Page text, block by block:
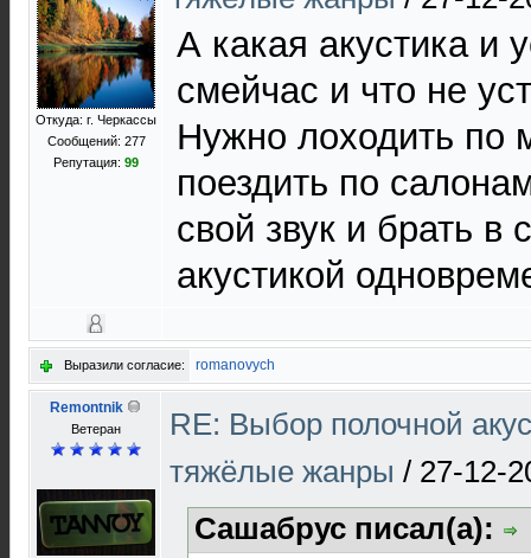
Откуда: г. Черкассы
Сообщений: 277
Репутация: 99
А какая акустика и
смейчас и что не
Нужно лоходить по
поездить по
свой звук и брать в
акустикой
Выразили согласие: romanovych
Remontnik
Ветеран
RE: Выбор полочной
тяжёлые жанры / 27-12-
Сашабрус писал(а):